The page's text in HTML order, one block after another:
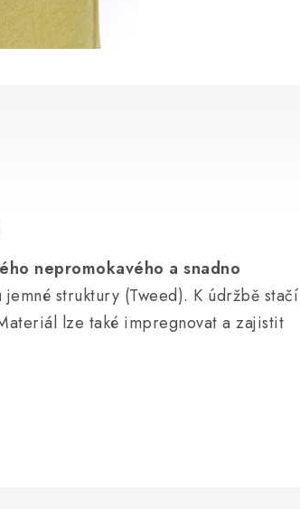
nepromokavého a snadno
jemné struktury (Tweed). K údržbě stačí
lze také impregnovat a zajistit